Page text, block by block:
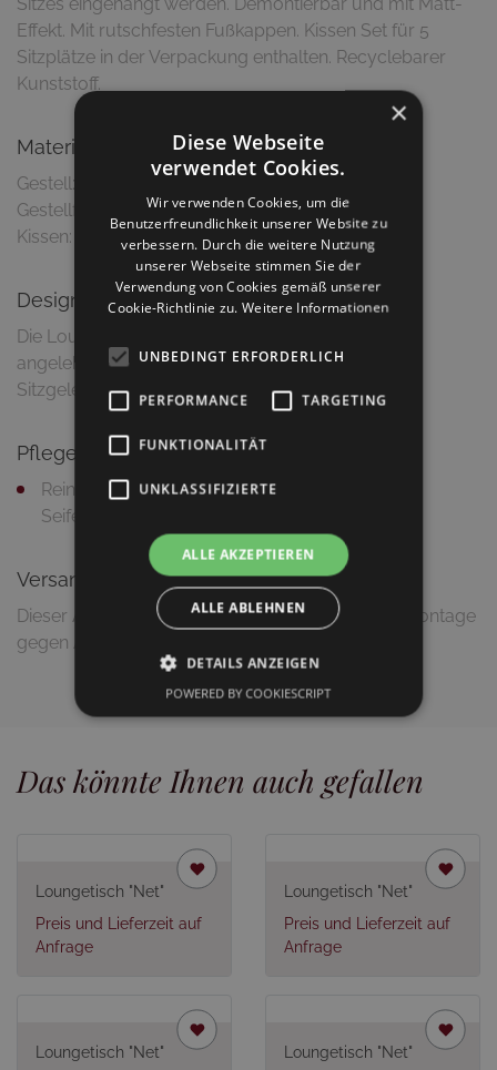
Effekt. Mit rutschfesten Fußkappen. Kissen Set für 5
Sitzplätze in der Verpackung enthalten. Recyclebarer
Kunststoff.
Material & Ausführung
Gestell: Polypropylen /Glasfaserverstärkt
Gestellfarbe: Dunkelgrün
Design
Die Loungebank ist an die Zweige von Bäumen
angelehnt und ein modulares System von
Pflegetipps
Reinigung mit feuchtem Putztuch und milder
Seifenlauge
Versandinformationen
Dieser Artikel wird zerlegt geliefert (Lieferung & Montage
gegen Aufpreis möglich)
Das könnte Ihnen auch gefallen
Loungetisch "Net"
Preis und Lieferzeit auf
Anfrage
Loungetisch "Net"
Preis und Lieferzeit auf
Anfrage
Loungetisch "Net"
Loungetisch "Net"
×
Diese Webseite
verwendet Cookies.
Wir verwenden Cookies, um die
Benutzerfreundlichkeit unserer Website zu
verbessern. Durch die weitere Nutzung
unserer Webseite stimmen Sie der
Verwendung von Cookies gemäß unserer
Cookie-Richtlinie zu.Weitere Informationen
UNBEDINGT ERFORDERLICH
PERFORMANCE TARGETING
FUNKTIONALITÄT
UNKLASSIFIZIERTE
ALLE AKZEPTIEREN
ALLE ABLEHNEN
DETAILS ANZEIGEN
POWERED BY COOKIESCRIPT